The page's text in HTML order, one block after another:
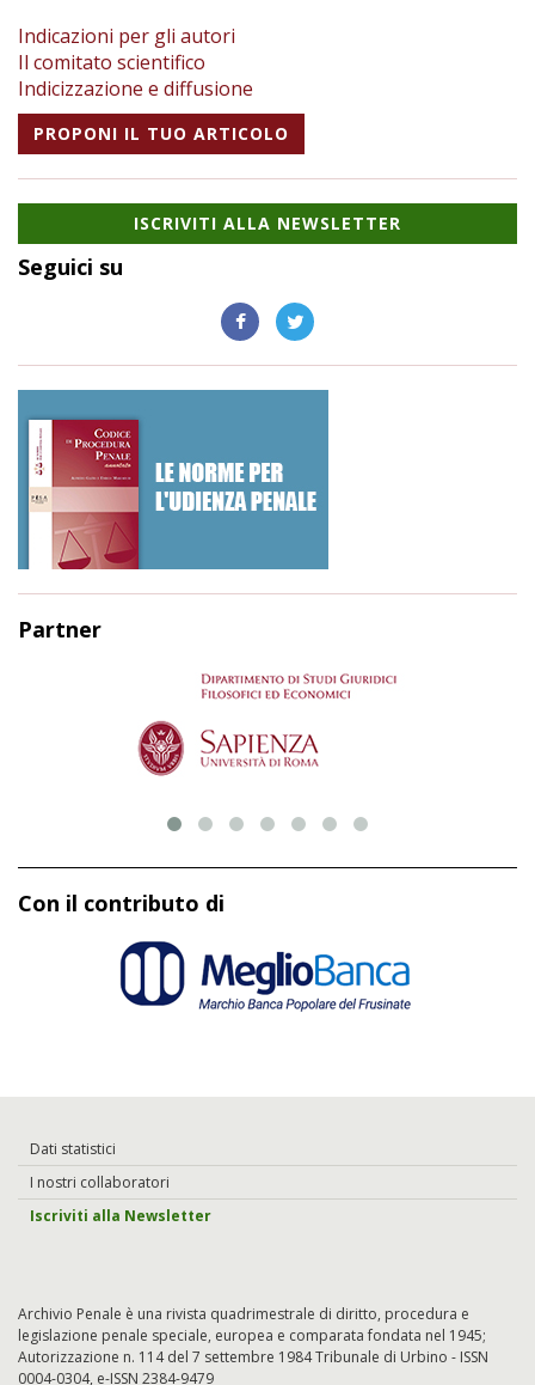
Indicazioni per gli autori
Il comitato scientifico
Indicizzazione e diffusione
PROPONI IL TUO ARTICOLO
ISCRIVITI ALLA NEWSLETTER
Seguici su
Partner
Con il contributo di
Dati statistici
I nostri collaboratori
Iscriviti alla Newsletter
Archivio Penale è una rivista quadrimestrale di diritto, procedura e
legislazione penale speciale, europea e comparata fondata nel 1945;
Autorizzazione n. 114 del 7 settembre 1984 Tribunale di Urbino - ISSN
0004-0304, e-ISSN 2384-9479